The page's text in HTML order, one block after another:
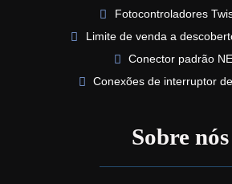
Fotocontroladores
Limite de venda a
Conector padrão
Conexões de interruptor
Sobre nós